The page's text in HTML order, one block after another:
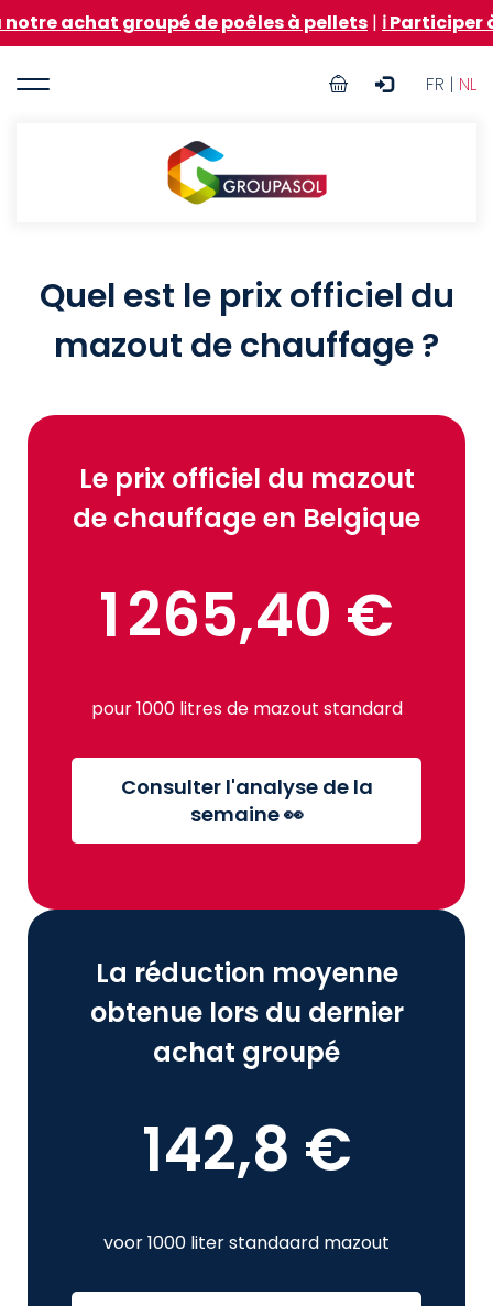
Aller
au
principal
groupé de poêles à pellets|ℹ️ Participer à
FR | NL
User
Groupasol
Quel est le prix officiel du
mazout de chauffage ?
Le prix officiel du mazout
de chauffage en Belgique
1 265,40 €
pour 1000 litres de mazout standard
Consulter l'analyse de la
semaine 👀
La réduction moyenne
obtenue lors du dernier
achat groupé
142,8 €
voor 1000 liter standaard mazout